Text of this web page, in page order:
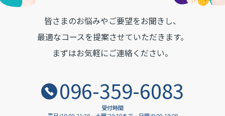
皆さまのお悩みやご要望をお聞きし、
最適なコースを提案させていただきます。
まずはお気軽にご連絡ください。
096-359-6083
受付時間